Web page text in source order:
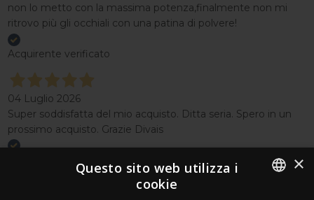
non lo metto con la massima potenza,finalmente non mi
ritrovo più gli occhiali con una patina di polvere!
Acquirente verificato
04 Luglio 2026
Super soddisfatta del mio acquisto. Ditta seria. Spero in un
prossimo acquisto. Grazie Divais
×
Questo sito web utilizza i
cookie